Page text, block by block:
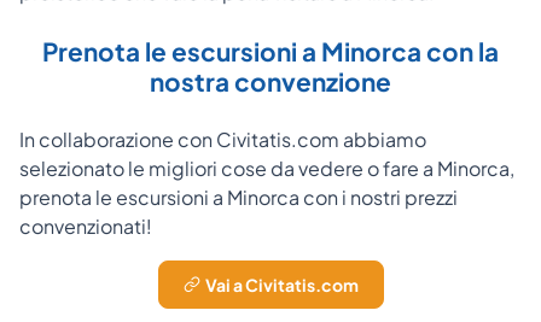
Prenota le escursioni a Minorca con la
nostra convenzione
In collaborazione con Civitatis.com abbiamo
selezionato le migliori cose da vedere o fare a Minorca,
prenota le escursioni a Minorca con i nostri prezzi
convenzionati!
Vai a Civitatis.com